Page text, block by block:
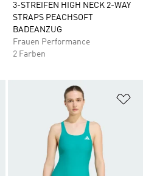
3-STREIFEN HIGH NECK 2-WAY
STRAPS PEACHSOFT
BADEANZUG
Frauen Performance
2 Farben
Zur Wunschliste hinzufügen